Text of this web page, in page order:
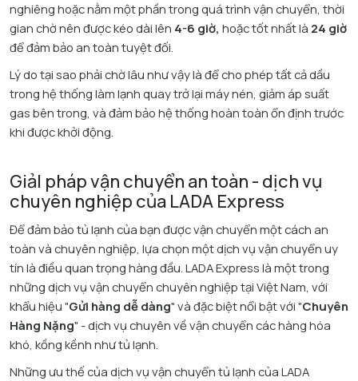
nghiêng hoặc nằm một phần trong quá trình vận chuyển, thời
gian chờ nên được kéo dài lên 4-6 giờ, hoặc tốt nhất là 24 giờ
để đảm bảo an toàn tuyệt đối.​
Lý do tại sao phải chờ lâu như vậy là để cho phép tất cả dầu
trong hệ thống làm lạnh quay trở lại máy nén, giảm áp suất
gas bên trong, và đảm bảo hệ thống hoàn toàn ổn định trước
khi được khởi động.​
GiảI pháp vận chuyển an toàn - dịch vụ
chuyên nghiệp của LADA Express
Để đảm bảo tủ lạnh của bạn được vận chuyển một cách an
toàn và chuyên nghiệp, lựa chọn một dịch vụ vận chuyển uy
tín là điều quan trọng hàng đầu. LADA Express là một trong
những dịch vụ vận chuyển chuyên nghiệp tại Việt Nam, với
khẩu hiệu "Gửi hàng dễ dàng" và đặc biệt nổi bật với "Chuyên
Hàng Nặng" - dịch vụ chuyên về vận chuyển các hàng hóa
khó, kồng kềnh như tủ lạnh.
Những ưu thế của dịch vụ vận chuyển tủ lạnh của LADA